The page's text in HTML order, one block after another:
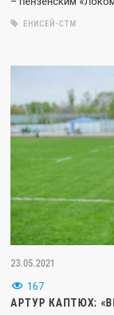
ЕНИСЕЙ-СТМ
23.05.2021
167
АРТУР КАПТЮХ: